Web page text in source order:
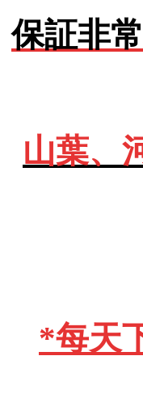
保証非
山葉、
*每天